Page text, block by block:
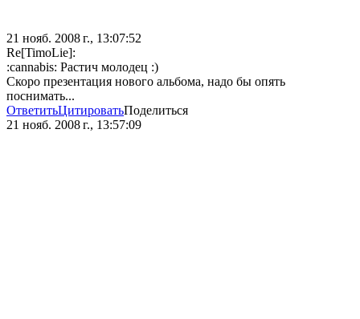
21 нояб. 2008 г., 13:07:52
Re[TimoLie]:
:cannabis: Растич молодец :)
Скоро презентация нового альбома, надо бы опять
поснимать...
ОтветитьЦитироватьПоделиться
21 нояб. 2008 г., 13:57:09